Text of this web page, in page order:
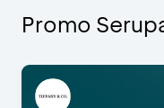
Promo